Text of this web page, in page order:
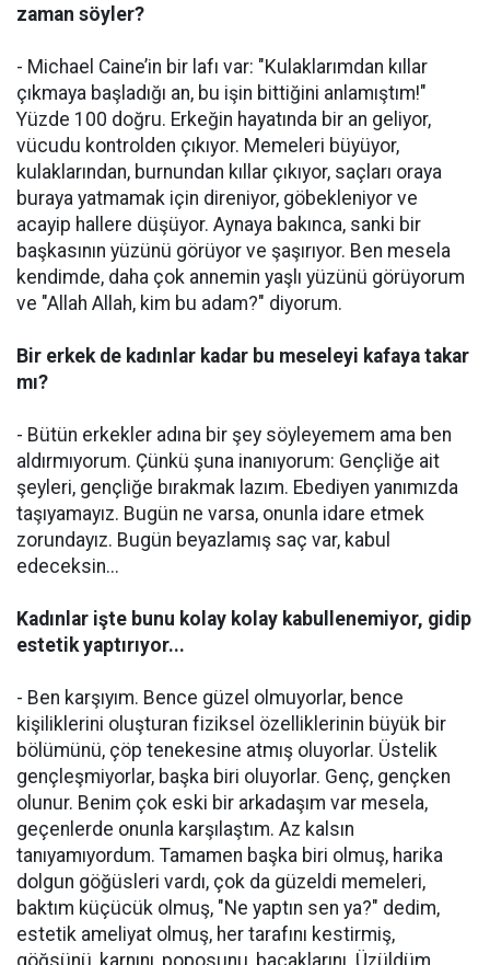
zaman söyler?
- Michael Caine’in bir lafı var: "Kulaklarımdan kıllar
çıkmaya başladığı an, bu işin bittiğini anlamıştım!"
Yüzde 100 doğru. Erkeğin hayatında bir an geliyor,
vücudu kontrolden çıkıyor. Memeleri büyüyor,
kulaklarından, burnundan kıllar çıkıyor, saçları oraya
buraya yatmamak için direniyor, göbekleniyor ve
acayip hallere düşüyor. Aynaya bakınca, sanki bir
başkasının yüzünü görüyor ve şaşırıyor. Ben mesela
kendimde, daha çok annemin yaşlı yüzünü görüyorum
ve "Allah Allah, kim bu adam?" diyorum.
Bir erkek de kadınlar kadar bu meseleyi kafaya takar
mı?
- Bütün erkekler adına bir şey söyleyemem ama ben
aldırmıyorum. Çünkü şuna inanıyorum: Gençliğe ait
şeyleri, gençliğe bırakmak lazım. Ebediyen yanımızda
taşıyamayız. Bugün ne varsa, onunla idare etmek
zorundayız. Bugün beyazlamış saç var, kabul
edeceksin...
Kadınlar işte bunu kolay kolay kabullenemiyor, gidip
estetik yaptırıyor...
- Ben karşıyım. Bence güzel olmuyorlar, bence
kişiliklerini oluşturan fiziksel özelliklerinin büyük bir
bölümünü, çöp tenekesine atmış oluyorlar. Üstelik
gençleşmiyorlar, başka biri oluyorlar. Genç, gençken
olunur. Benim çok eski bir arkadaşım var mesela,
geçenlerde onunla karşılaştım. Az kalsın
tanıyamıyordum. Tamamen başka biri olmuş, harika
dolgun göğüsleri vardı, çok da güzeldi memeleri,
baktım küçücük olmuş, "Ne yaptın sen ya?" dedim,
estetik ameliyat olmuş, her tarafını kestirmiş,
göğsünü, karnını, poposunu, bacaklarını. Üzüldüm,